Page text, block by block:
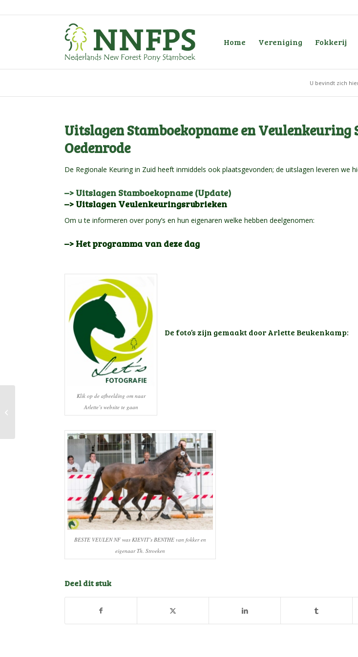
Home Vereniging Fokkerij
U bevindt zich
Uitslagen Stamboekopname en Veulenkeuring
Oedenrode
De Regionale Keuring in Zuid heeft inmiddels ook plaatsgevonden; de uitslagen leveren we
–> Uitslagen Stamboekopname (Update)
–> Uitslagen Veulenkeuringsrubrieken
Om u te informeren over pony’s en hun eigenaren welke hebben deelgenomen:
–> Het programma van deze dag
Klik op de afbeelding om naar
Arlette’s website te gaan
De foto’s zijn gemaakt doorArlette Beukenkamp:
BESTE VEULEN NF was KIEVIT’s BENTHE van fokker en
eigenaar Th. Stroeken
Deel dit stuk